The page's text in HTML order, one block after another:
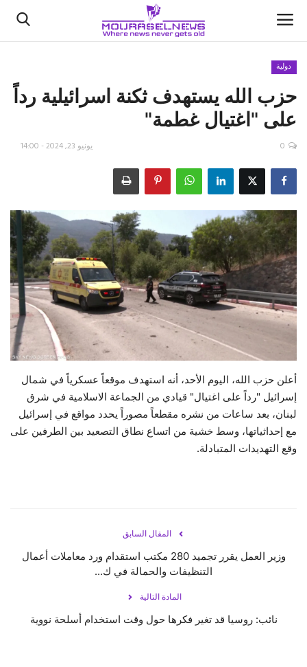
الأخبار
كتّابنا
اقتصاد
علوم وتكنولوجيا
رياضة
فيديو
حياة
دولية
حزب الله يستهدف ثكنة اسرائيلية رداً
على "اغتيال غطمة"
يونيو 23, 2024 - 14:00 0
أعلن حزب الله، اليوم الأحد، أنه استهدف موقعاً عسكرياً في شمال
إسرائيل "رداً على اغتيال" قيادي من الجماعة الاسلامية في شرق
لبنان، بعد ساعات من نشره مقطعاً مصوراً يحدد مواقع في إسرائيل
مع إحداثياتها، وسط خشية من اتساع نطاق التصعيد بين الطرفين على
وقع التهديدات المتبادلة.
المقال السابق
وزير العمل يقرر تجميد 280 مكتب استقدام ورد معاملات أعمال
التنظيفات والحمالة في ك...
المادة التالية
نائب: روسيا قد تغير فكرها حول وقت استخدام أسلحة نووية